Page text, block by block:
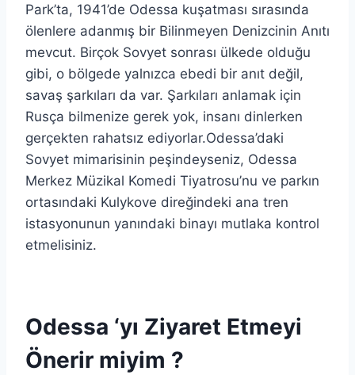
Park’ta, 1941’de Odessa kuşatması sırasında
ölenlere adanmış bir Bilinmeyen Denizcinin Anıtı
mevcut. Birçok Sovyet sonrası ülkede olduğu
gibi, o bölgede yalnızca ebedi bir anıt değil,
savaş şarkıları da var. Şarkıları anlamak için
Rusça bilmenize gerek yok, insanı dinlerken
gerçekten rahatsız ediyorlar.Odessa’daki
Sovyet mimarisinin peşindeyseniz, Odessa
Merkez Müzikal Komedi Tiyatrosu’nu ve parkın
ortasındaki Kulykove direğindeki ana tren
istasyonunun yanındaki binayı mutlaka kontrol
etmelisiniz.
Odessa ‘yı Ziyaret Etmeyi
Önerir miyim ?